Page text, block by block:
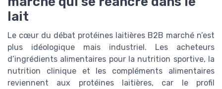
lait
Le cœur du débat protéines laitières B2B marché n’est
plus idéologique mais industriel. Les acheteurs
d’ingrédients alimentaires pour la nutrition sportive, la
nutrition clinique et les compléments alimentaires
reviennent aux protéines laitières, car le profil